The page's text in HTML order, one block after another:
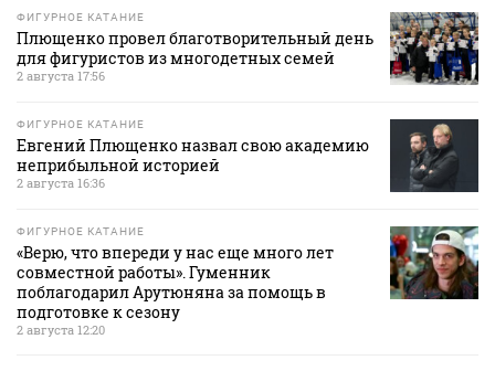
ФИГУРНОЕ КАТАНИЕ
Плющенко провел благотворительный день
для фигуристов из многодетных семей
2 августа 17:56
ФИГУРНОЕ КАТАНИЕ
Евгений Плющенко назвал свою академию
неприбыльной историей
2 августа 16:36
ФИГУРНОЕ КАТАНИЕ
«Верю, что впереди у нас еще много лет
совместной работы». Гуменник
поблагодарил Арутюняна за помощь в
подготовке к сезону
2 августа 12:20